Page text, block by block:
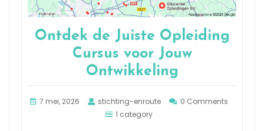
Ontdek de Juiste Opleiding
Cursus voor Jouw
Ontwikkeling
7 mei, 2026 stichting-enroute
0 Comments
1 category